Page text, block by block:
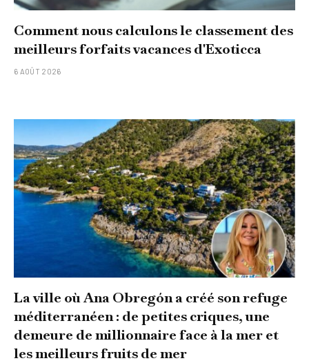
Comment nous calculons le classement des
meilleurs forfaits vacances d'Exoticca
6 AOÛT 2026
La ville où Ana Obregón a créé son refuge
méditerranéen : de petites criques, une
demeure de millionnaire face à la mer et
les meilleurs fruits de mer